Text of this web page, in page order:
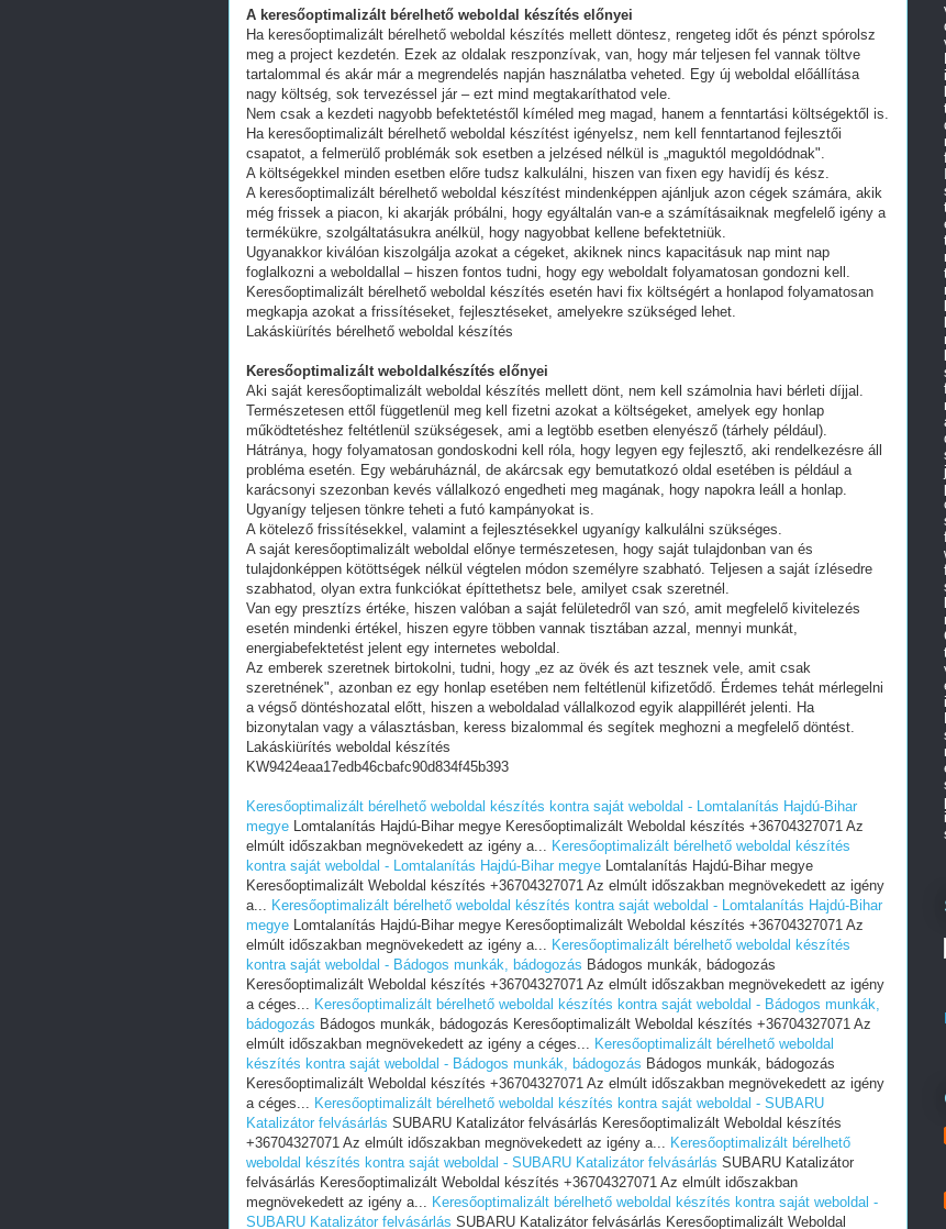
A keresőoptimalizált bérelhető weboldal készítés előnyei
Ha keresőoptimalizált bérelhető weboldal készítés mellett döntesz, rengeteg időt és pénzt spórolsz
meg a project kezdetén. Ezek az oldalak reszponzívak, van, hogy már teljesen fel vannak töltve
tartalommal és akár már a megrendelés napján használatba veheted. Egy új weboldal előállítása
nagy költség, sok tervezéssel jár – ezt mind megtakaríthatod vele.
Nem csak a kezdeti nagyobb befektetéstől kíméled meg magad, hanem a fenntartási költségektől is.
Ha keresőoptimalizált bérelhető weboldal készítést igényelsz, nem kell fenntartanod fejlesztői
csapatot, a felmerülő problémák sok esetben a jelzésed nélkül is „maguktól megoldódnak".
A költségekkel minden esetben előre tudsz kalkulálni, hiszen van fixen egy havidíj és kész.
A keresőoptimalizált bérelhető weboldal készítést mindenképpen ajánljuk azon cégek számára, akik
még frissek a piacon, ki akarják próbálni, hogy egyáltalán van-e a számításaiknak megfelelő igény a
termékükre, szolgáltatásukra anélkül, hogy nagyobbat kellene befektetniük.
Ugyanakkor kiválóan kiszolgálja azokat a cégeket, akiknek nincs kapacitásuk nap mint nap
foglalkozni a weboldallal – hiszen fontos tudni, hogy egy weboldalt folyamatosan gondozni kell.
Keresőoptimalizált bérelhető weboldal készítés esetén havi fix költségért a honlapod folyamatosan
megkapja azokat a frissítéseket, fejlesztéseket, amelyekre szükséged lehet.
Lakáskiürítés bérelhető weboldal készítés
Keresőoptimalizált weboldalkészítés előnyei
Aki saját keresőoptimalizált weboldal készítés mellett dönt, nem kell számolnia havi bérleti díjjal.
Természetesen ettől függetlenül meg kell fizetni azokat a költségeket, amelyek egy honlap
működtetéshez feltétlenül szükségesek, ami a legtöbb esetben elenyésző (tárhely például).
Hátránya, hogy folyamatosan gondoskodni kell róla, hogy legyen egy fejlesztő, aki rendelkezésre áll
probléma esetén. Egy webáruháznál, de akárcsak egy bemutatkozó oldal esetében is például a
karácsonyi szezonban kevés vállalkozó engedheti meg magának, hogy napokra leáll a honlap.
Ugyanígy teljesen tönkre teheti a futó kampányokat is.
A kötelező frissítésekkel, valamint a fejlesztésekkel ugyanígy kalkulálni szükséges.
A saját keresőoptimalizált weboldal előnye természetesen, hogy saját tulajdonban van és
tulajdonképpen kötöttségek nélkül végtelen módon személyre szabható. Teljesen a saját ízlésedre
szabhatod, olyan extra funkciókat építtethetsz bele, amilyet csak szeretnél.
Van egy presztízs értéke, hiszen valóban a saját felületedről van szó, amit megfelelő kivitelezés
esetén mindenki értékel, hiszen egyre többen vannak tisztában azzal, mennyi munkát,
energiabefektetést jelent egy internetes weboldal.
Az emberek szeretnek birtokolni, tudni, hogy „ez az övék és azt tesznek vele, amit csak
szeretnének", azonban ez egy honlap esetében nem feltétlenül kifizetődő. Érdemes tehát mérlegelni
a végső döntéshozatal előtt, hiszen a weboldalad vállalkozod egyik alappillérét jelenti. Ha
bizonytalan vagy a választásban, keress bizalommal és segítek meghozni a megfelelő döntést.
Lakáskiürítés weboldal készítés
KW9424eaa17edb46cbafc90d834f45b393
Keresőoptimalizált bérelhető weboldal készítés kontra saját weboldal - Lomtalanítás Hajdú-Bihar
megye Lomtalanítás Hajdú-Bihar megye Keresőoptimalizált Weboldal készítés +36704327071 Az
elmúlt időszakban megnövekedett az igény a... Keresőoptimalizált bérelhető weboldal készítés
kontra saját weboldal - Lomtalanítás Hajdú-Bihar megye Lomtalanítás Hajdú-Bihar megye
Keresőoptimalizált Weboldal készítés +36704327071 Az elmúlt időszakban megnövekedett az igény
a... Keresőoptimalizált bérelhető weboldal készítés kontra saját weboldal - Lomtalanítás Hajdú-Bihar
megye Lomtalanítás Hajdú-Bihar megye Keresőoptimalizált Weboldal készítés +36704327071 Az
elmúlt időszakban megnövekedett az igény a... Keresőoptimalizált bérelhető weboldal készítés
kontra saját weboldal - Bádogos munkák, bádogozás Bádogos munkák, bádogozás
Keresőoptimalizált Weboldal készítés +36704327071 Az elmúlt időszakban megnövekedett az igény
a céges... Keresőoptimalizált bérelhető weboldal készítés kontra saját weboldal - Bádogos munkák,
bádogozás Bádogos munkák, bádogozás Keresőoptimalizált Weboldal készítés +36704327071 Az
elmúlt időszakban megnövekedett az igény a céges... Keresőoptimalizált bérelhető weboldal
készítés kontra saját weboldal - Bádogos munkák, bádogozás Bádogos munkák, bádogozás
Keresőoptimalizált Weboldal készítés +36704327071 Az elmúlt időszakban megnövekedett az igény
a céges... Keresőoptimalizált bérelhető weboldal készítés kontra saját weboldal - SUBARU
Katalizátor felvásárlás SUBARU Katalizátor felvásárlás Keresőoptimalizált Weboldal készítés
+36704327071 Az elmúlt időszakban megnövekedett az igény a... Keresőoptimalizált bérelhető
weboldal készítés kontra saját weboldal - SUBARU Katalizátor felvásárlás SUBARU Katalizátor
felvásárlás Keresőoptimalizált Weboldal készítés +36704327071 Az elmúlt időszakban
megnövekedett az igény a... Keresőoptimalizált bérelhető weboldal készítés kontra saját weboldal -
SUBARU Katalizátor felvásárlás SUBARU Katalizátor felvásárlás Keresőoptimalizált Weboldal